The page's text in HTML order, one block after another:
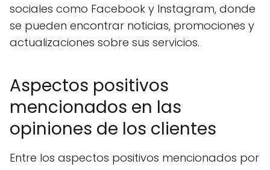
sociales como Facebook y Instagram, donde
se pueden encontrar noticias, promociones y
actualizaciones sobre sus servicios.
Aspectos positivos
mencionados en las
opiniones de los clientes
Entre los aspectos positivos mencionados por